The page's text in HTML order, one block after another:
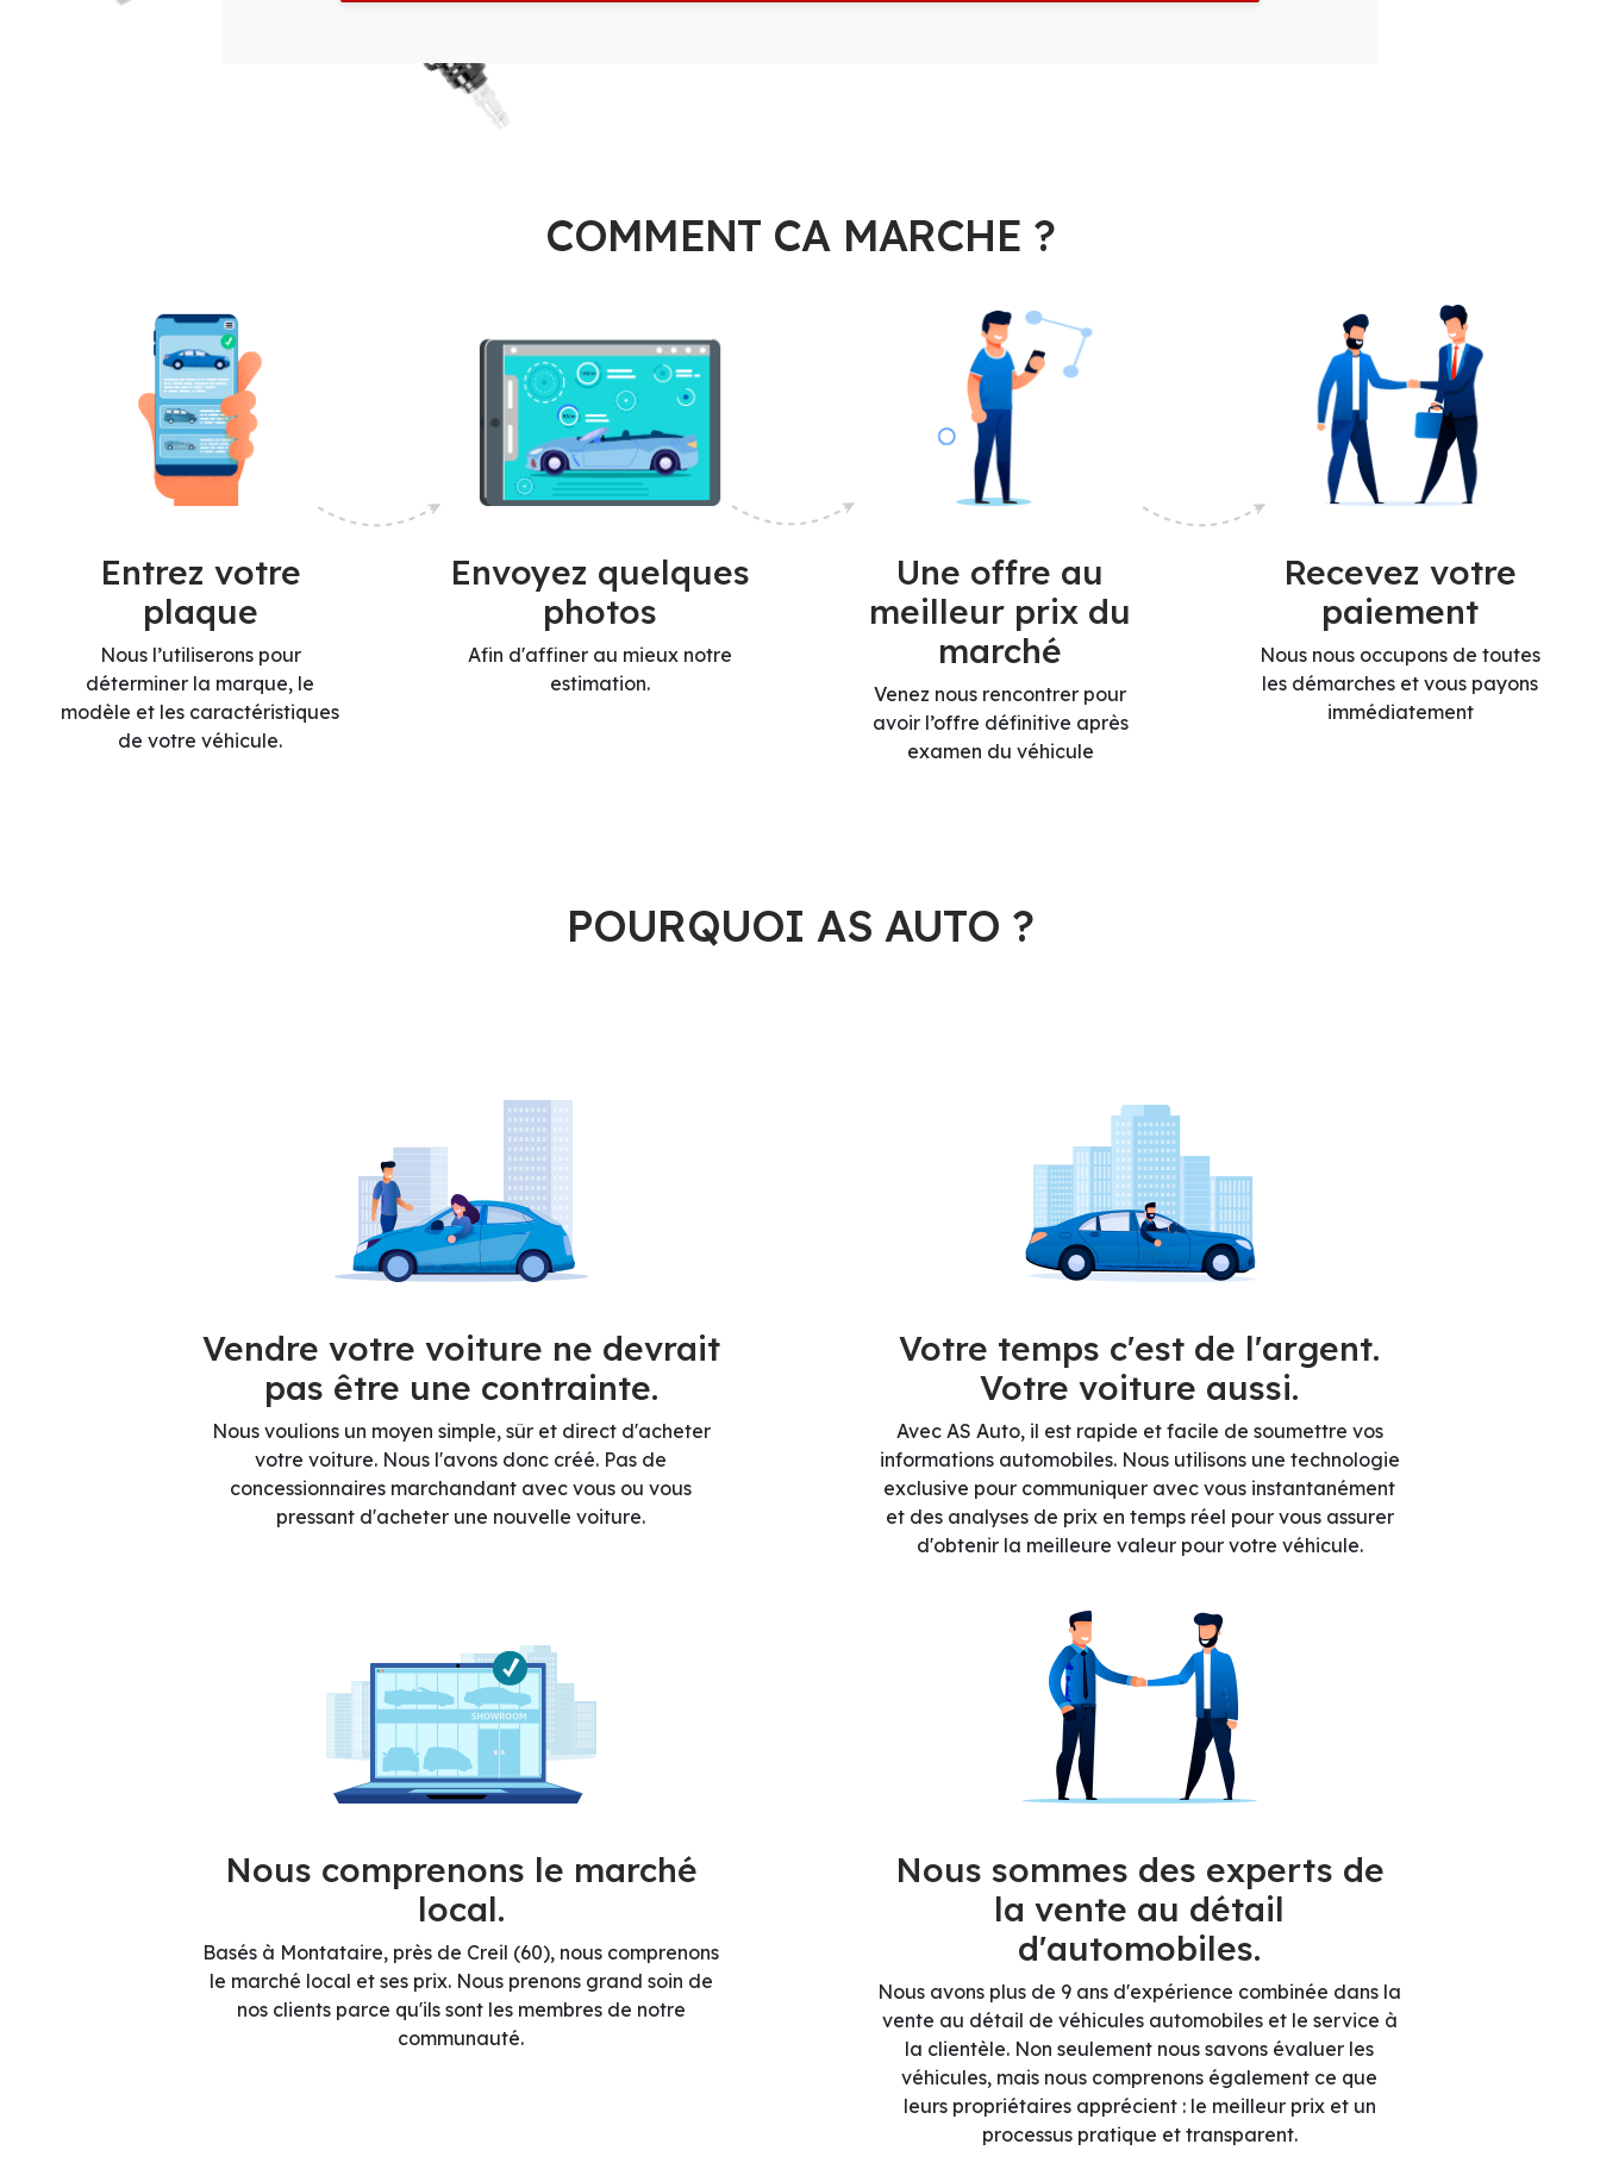
COMMENT CA MARCHE ?
Entrez votre
plaque
Nous l’utiliserons pour
déterminer la marque, le
modèle et les caractéristiques
de votre véhicule.
Envoyez quelques
photos
Afin d'affiner au mieux notre
estimation.
Une offre au
meilleur prix du
marché
Venez nous rencontrer pour
avoir l’offre définitive après
examen du véhicule
Recevez votre
paiement
Nous nous occupons de toutes
les démarches et vous payons
immédiatement
POURQUOI AS AUTO ?
Vendre votre voiture ne devrait
pas être une contrainte.
Nous voulions un moyen simple, sûr et direct d'acheter
votre voiture. Nous l'avons donc créé. Pas de
concessionnaires marchandant avec vous ou vous
pressant d'acheter une nouvelle voiture.
Votre temps c'est de l'argent.
Votre voiture aussi.
Avec AS Auto, il est rapide et facile de soumettre vos
informations automobiles. Nous utilisons une technologie
exclusive pour communiquer avec vous instantanément
et des analyses de prix en temps réel pour vous assurer
d'obtenir la meilleure valeur pour votre véhicule.
Nous comprenons le marché
local.
Basés à Montataire, près de Creil (60), nous comprenons
le marché local et ses prix. Nous prenons grand soin de
nos clients parce qu'ils sont les membres de notre
communauté.
Nous sommes des experts de
la vente au détail
d'automobiles.
Nous avons plus de 9 ans d'expérience combinée dans la
vente au détail de véhicules automobiles et le service à
la clientèle. Non seulement nous savons évaluer les
véhicules, mais nous comprenons également ce que
leurs propriétaires apprécient : le meilleur prix et un
processus pratique et transparent.